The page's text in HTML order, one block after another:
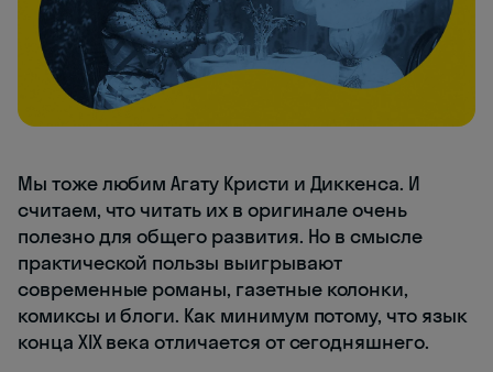
Мы тоже любим Агату Кристи и Диккенса. И
считаем, что читать их в оригинале очень
полезно для общего развития. Но в смысле
практической пользы выигрывают
современные романы, газетные колонки,
комиксы и блоги. Как минимум потому, что язык
конца XIX века отличается от сегодняшнего.